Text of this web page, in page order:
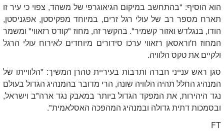
הוא הוסיף: "בהתחשב במיקום הגיאוגרפי של משהד, צפוי כי עיר זו
תארח מספר רב של עולי רגל זרים, במיוחד מפקיסטן, אפגניסטן,
הודו, בנגלדש ואזור קשמיר". בהקשר זה, מחוז "קודס רזאווי" ומשמר
המחוז ח'וראסאן רזאווי ערכו סידורים מיוחדים לאירוח עולי הרגל
ולקיים את טקס הלוויה.
סגן ראש ענייני חברה ותרבות בעיריית טהרן המשיך: "הלווייתו של
המנהיג החלל תהיה הלוויה שונה, הרי מדובר בהמנהיג הגדול בעולם
נגד היהירות, את המפקד הגדול ביותר במאבק נגד ארה"ב וישראל,
ובסמכות דתית גדולה ובמנהיג המהפכה האסלאמית".
FT